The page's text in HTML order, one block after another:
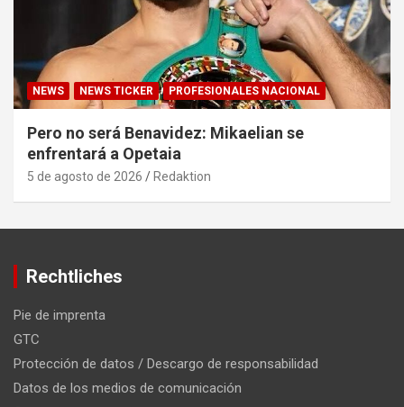
NEWS NEWS TICKER PROFESIONALES NACIONAL
Pero no será Benavidez: Mikaelian se
enfrentará a Opetaia
5 de agosto de 2026 Redaktion
Rechtliches
Pie de imprenta
GTC
Protección de datos / Descargo de responsabilidad
Datos de los medios de comunicación